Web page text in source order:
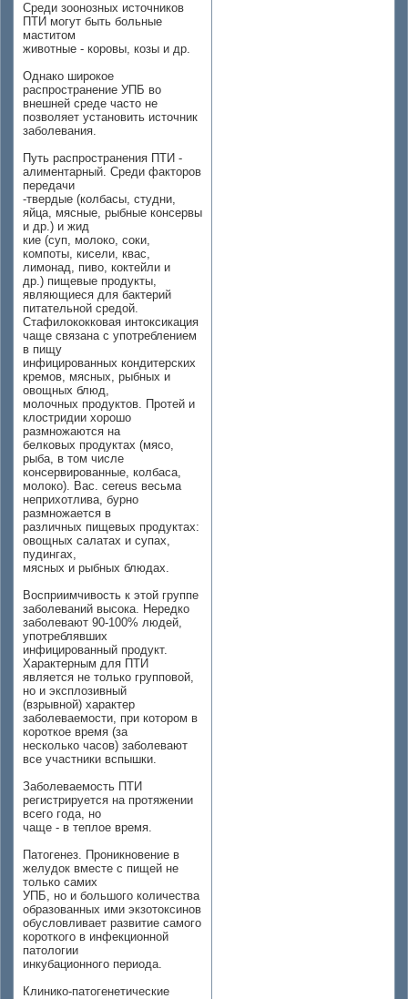
Среди зоонозных источников
ПТИ могут быть больные
маститом
животные - коровы, козы и др.
Однако широкое
распространение УПБ во
внешней среде часто не
позволяет установить источник
заболевания.
Путь распространения ПТИ -
алиментарный. Среди факторов
передачи
-твердые (колбасы, студни,
яйца, мясные, рыбные консервы
и др.) и жид
кие (суп, молоко, соки,
компоты, кисели, квас,
лимонад, пиво, коктейли и
др.) пищевые продукты,
являющиеся для бактерий
питательной средой.
Стафилококковая интоксикация
чаще связана с употреблением
в пищу
инфицированных кондитерских
кремов, мясных, рыбных и
овощных блюд,
молочных продуктов. Протей и
клостридии хорошо
размножаются на
белковых продуктах (мясо,
рыба, в том числе
консервированные, колбаса,
молоко). Вас. cereus весьма
неприхотлива, бурно
размножается в
различных пищевых продуктах:
овощных салатах и супах,
пудингах,
мясных и рыбных блюдах.
Восприимчивость к этой группе
заболеваний высока. Нередко
заболевают 90-100% людей,
употреблявших
инфицированный продукт.
Характерным для ПТИ
является не только групповой,
но и эксплозивный
(взрывной) характер
заболеваемости, при котором в
короткое время (за
несколько часов) заболевают
все участники вспышки.
Заболеваемость ПТИ
регистрируется на протяжении
всего года, но
чаще - в теплое время.
Патогенез. Проникновение в
желудок вместе с пищей не
только самих
УПБ, но и большого количества
образованных ими экзотоксинов
обусловливает развитие самого
короткого в инфекционной
патологии
инкубационного периода.
Клинико-патогенетические